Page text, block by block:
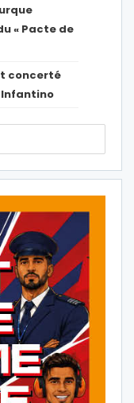
« Pacte de
concerté